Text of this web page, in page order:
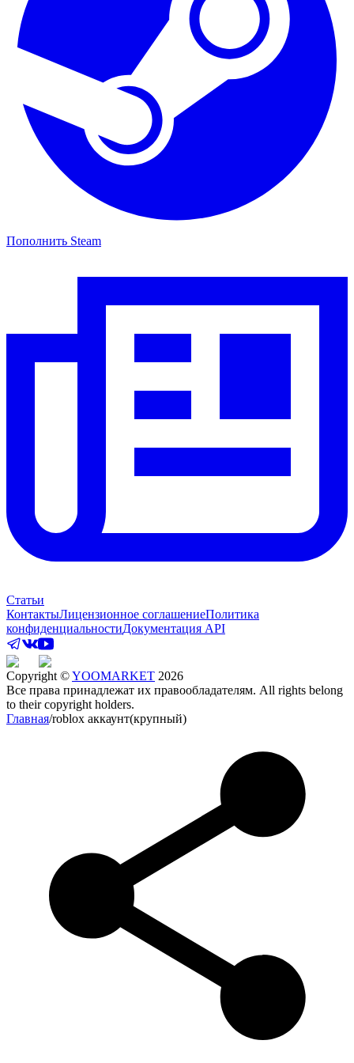
Пополнить Steam
Статьи
КонтактыЛицензионное соглашениеПолитика
конфиденциальностиДокументация API
Copyright ©YOOMARKET 2026
Все права принадлежат их правообладателям. All rights belong
to their copyright holders.
Главная/roblox аккаунт(крупный)